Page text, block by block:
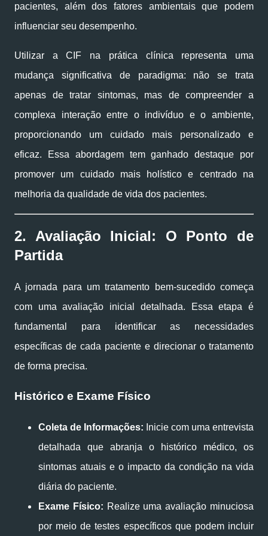
pacientes, além dos fatores ambientais que podem
influenciar seu desempenho.
Utilizar a CIF na prática clínica representa uma
mudança significativa de paradigma: não se trata
apenas de tratar sintomas, mas de compreender a
complexa interação entre o indivíduo e o ambiente,
proporcionando um cuidado mais personalizado e
eficaz. Essa abordagem tem ganhado destaque por
promover um cuidado mais holístico e centrado na
melhoria da qualidade de vida dos pacientes.
2. Avaliação Inicial: O Ponto de
Partida
A jornada para um tratamento bem-sucedido começa
com uma avaliação inicial detalhada. Essa etapa é
fundamental para identificar as necessidades
específicas de cada paciente e direcionar o tratamento
de forma precisa.
Histórico e Exame Físico
Coleta de Informações: Inicie com uma entrevista
detalhada que abranja o histórico médico, os
sintomas atuais e o impacto da condição na vida
diária do paciente.
Exame Físico: Realize uma avaliação minuciosa
por meio de testes específicos que podem incluir